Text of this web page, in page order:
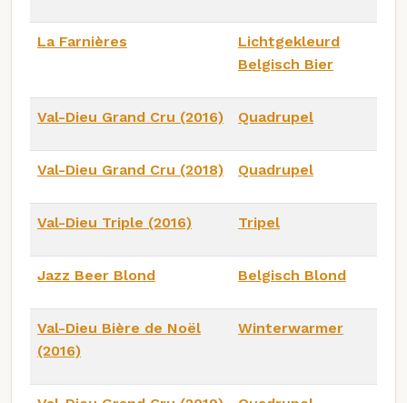
La Farnières
Lichtgekleurd
Belgisch Bier
Val-Dieu Grand Cru (2016) Quadrupel
Val-Dieu Grand Cru (2018) Quadrupel
Val-Dieu Triple (2016) Tripel
Jazz Beer Blond Belgisch Blond
Val-Dieu Bière de Noël
(2016)
Winterwarmer